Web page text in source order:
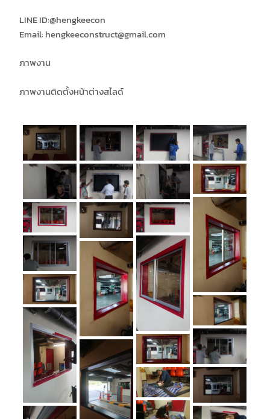
LINE ID:@hengkeecon
Email: hengkeeconstruct@gmail.com
ภาพงาน
ภาพงานติดตั้งหน้าต่างสไลด์